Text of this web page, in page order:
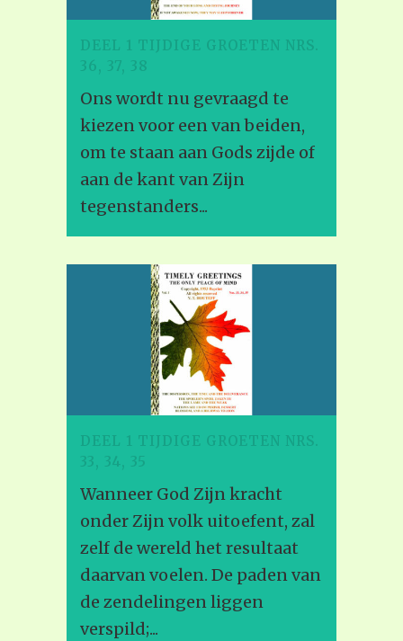
DEEL 1 TIJDIGE GROETEN NRS.
36, 37, 38
Ons wordt nu gevraagd te
kiezen voor een van beiden,
om te staan aan Gods zijde of
aan de kant van Zijn
tegenstanders...
DEEL 1 TIJDIGE GROETEN NRS.
33, 34, 35
Wanneer God Zijn kracht
onder Zijn volk uitoefent, zal
zelf de wereld het resultaat
daarvan voelen. De paden van
de zendelingen liggen
verspild;...